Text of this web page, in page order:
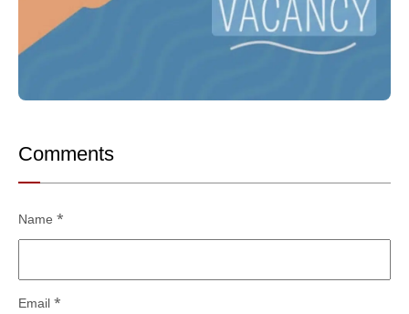
Comments
Name *
Email *